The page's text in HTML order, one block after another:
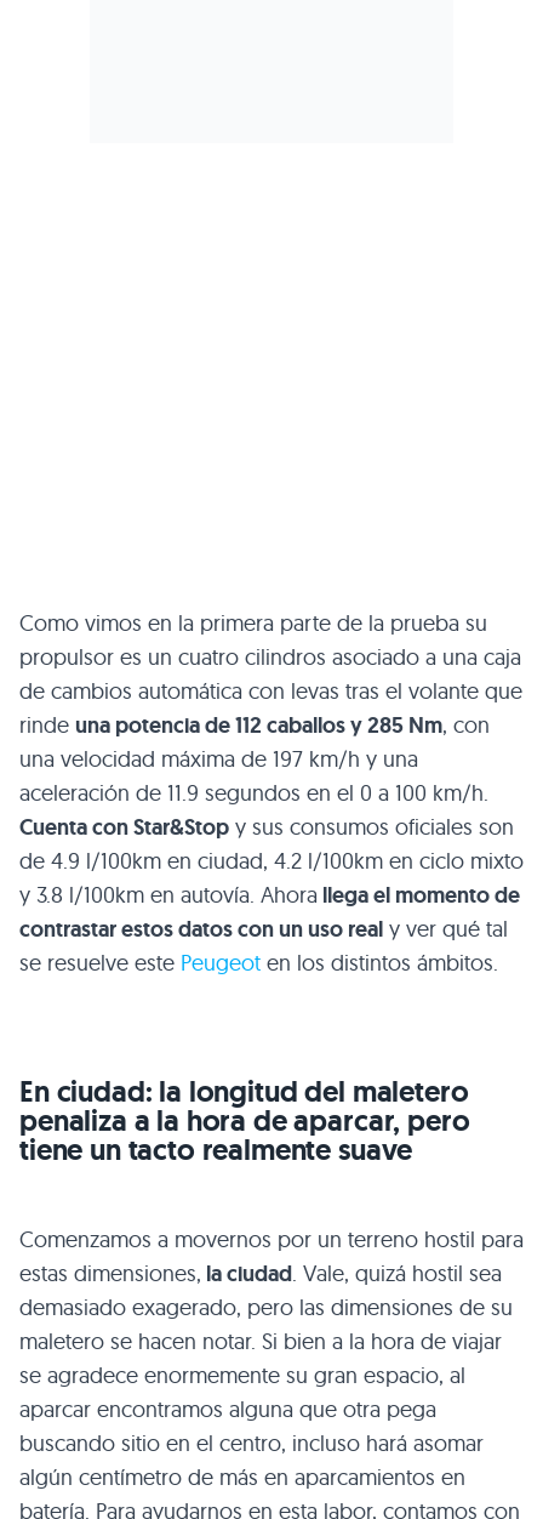
Como vimos en la primera parte de la prueba su
propulsor es un cuatro cilindros asociado a una caja
de cambios automática con levas tras el volante que
rinde una potencia de 112 caballos y 285 Nm, con
una velocidad máxima de 197 km/h y una
aceleración de 11.9 segundos en el 0 a 100 km/h.
Cuenta con Star&Stop y sus consumos oficiales son
de 4.9 l/100km en ciudad, 4.2 l/100km en ciclo mixto
y 3.8 l/100km en autovía. Ahora llega el momento de
contrastar estos datos con un uso real y ver qué tal
se resuelve este Peugeot en los distintos ámbitos.
En ciudad: la longitud del maletero
penaliza a la hora de aparcar, pero
tiene un tacto realmente suave
Comenzamos a movernos por un terreno hostil para
estas dimensiones, la ciudad. Vale, quizá hostil sea
demasiado exagerado, pero las dimensiones de su
maletero se hacen notar. Si bien a la hora de viajar
se agradece enormemente su gran espacio, al
aparcar encontramos alguna que otra pega
buscando sitio en el centro, incluso hará asomar
algún centímetro de más en aparcamientos en
batería. Para ayudarnos en esta labor, contamos con